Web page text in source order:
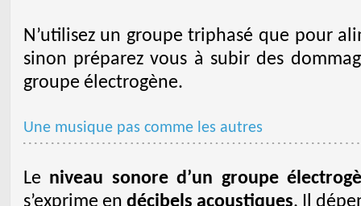
N’utilisez un groupe triphasé que pour
sinon préparez vous à subir des
groupe électrogène.
Une musique pas comme les autres
Le niveau sonore d’un groupe
s’exprime en décibels acoustiques. Il